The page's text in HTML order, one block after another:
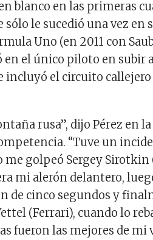
blanco en las primeras
le sucedió una vez en
Uno (en 2011 con
el único piloto en subir
incluyó el circuito callejero
rusa”, dijo Pérez en
“Tuve un
golpeó Sergey Sirotkin
mi alerón delantero,
de cinco segundos y
(Ferrari), cuando lo
fueron las mejores de mi